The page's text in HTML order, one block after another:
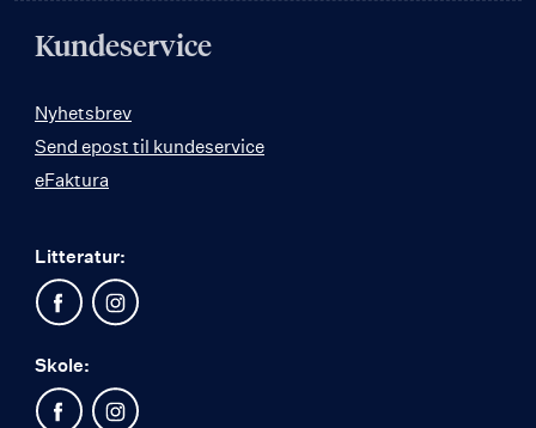
Kundeservice
Nyhetsbrev
Send epost til kundeservice
eFaktura
Litteratur:
Skole: